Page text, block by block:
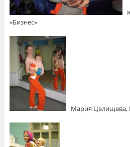
«Бизнес»
Мария Целищева,